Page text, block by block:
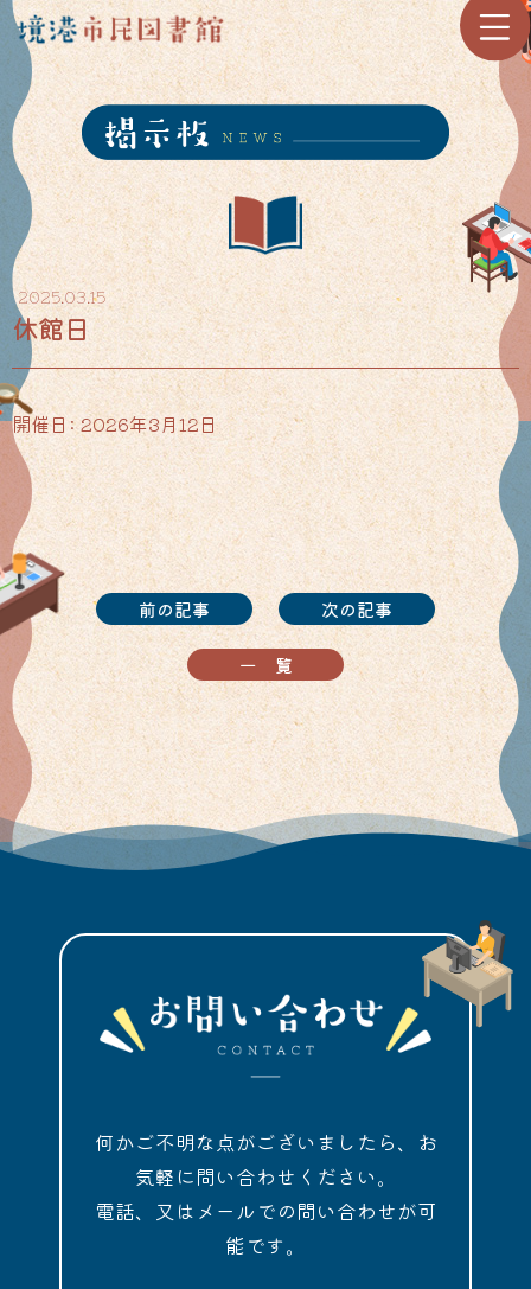
2025.03.15
休館日
開催日: 2026年3月12日
前の記事
一覧
次の記事
何かご不明な点がございましたら、お
気軽に問い合わせください。
電話、又はメールでの問い合わせが可
能です。